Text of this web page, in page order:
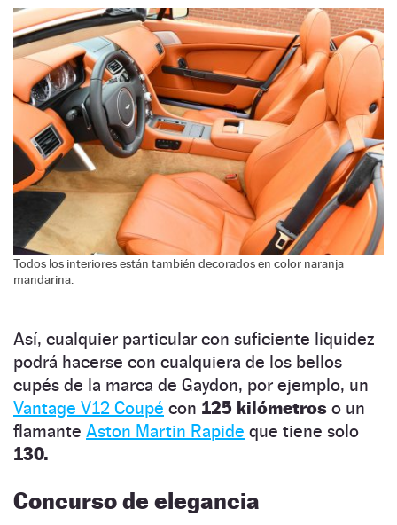
Todos los interiores están también decorados en color naranja
mandarina.
Así, cualquier particular con suficiente liquidez
podrá hacerse con cualquiera de los bellos
cupés de la marca de Gaydon, por ejemplo, un
Vantage V12 Coupé con 125 kilómetros o un
flamante Aston Martin Rapide que tiene solo
130.
Concurso de elegancia